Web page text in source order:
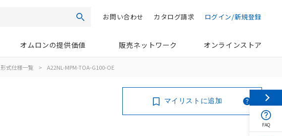
検索 ログイン/新規登録
カタログ請求
お問い合わせ
オムロンの提供価値 販売ネットワーク オンラインストア
形式仕様一覧 > A22NL-MPM-TOA-G100-OE
マイリストに追加
FAQ